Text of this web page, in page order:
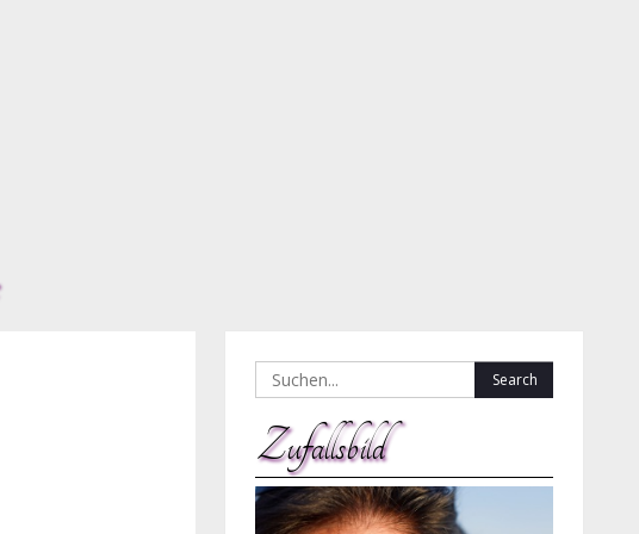
Search
for:
Zufallsbild